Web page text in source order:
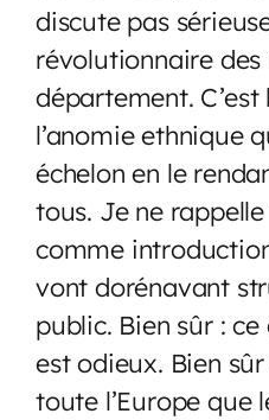
discute pas
révolutionnaire
département.
l’anomie ethnique
échelon en le
tous. Je ne
comme
vont dorénavant
public. Bien sûr :
est odieux. Bien sûr
toute l’Europe que